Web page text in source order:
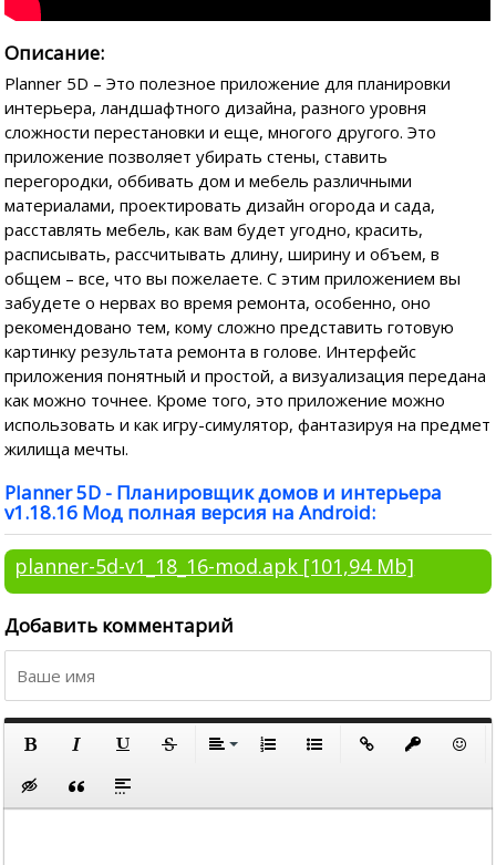
Описание:
Planner 5D – Это полезное приложение для планировки
интерьера, ландшафтного дизайна, разного уровня
сложности перестановки и еще, многого другого. Это
приложение позволяет убирать стены, ставить
перегородки, оббивать дом и мебель различными
материалами, проектировать дизайн огорода и сада,
расставлять мебель, как вам будет угодно, красить,
расписывать, рассчитывать длину, ширину и объем, в
общем – все, что вы пожелаете. С этим приложением вы
забудете о нервах во время ремонта, особенно, оно
рекомендовано тем, кому сложно представить готовую
картинку результата ремонта в голове. Интерфейс
приложения понятный и простой, а визуализация передана
как можно точнее. Кроме того, это приложение можно
использовать и как игру-симулятор, фантазируя на предмет
жилища мечты.
Planner 5D - Планировщик домов и интерьера
v1.18.16 Мод полная версия на Android:
planner-5d-v1_18_16-mod.apk [101,94 Mb]
Добавить комментарий
Полужирный Подчеркнутый
По левому краю
По правому краю
Вставка скрытого текста
Вставка цитаты
Вставка спойлера